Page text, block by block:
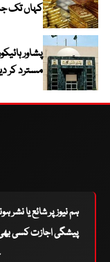
کہاں تک
پشاور
مسترد کر
ہم نیوز پر شائع یا نشر
پیشگی اجازت کسی